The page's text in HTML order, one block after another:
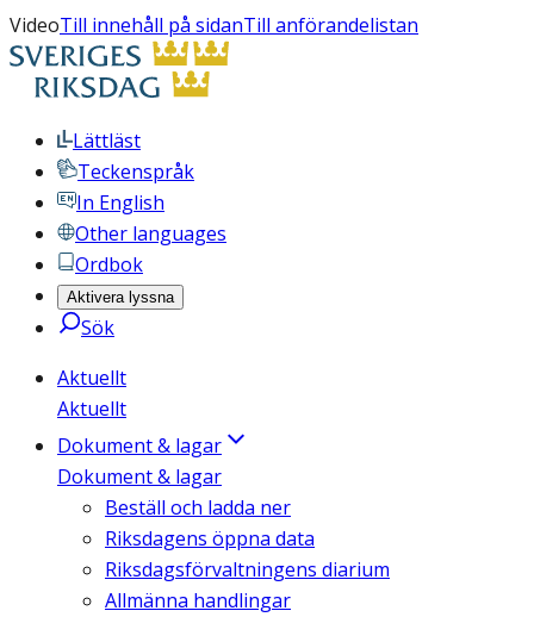
VideoTill innehåll på sidanTill anförandelistan
Lättläst
Teckenspråk
In English
Other languages
Ordbok
Aktivera lyssna
Sök
Aktuellt
Aktuellt
Dokument & lagar
Dokument & lagar
Beställ och ladda ner
Riksdagens öppna data
Riksdagsförvaltningens diarium
Allmänna handlingar